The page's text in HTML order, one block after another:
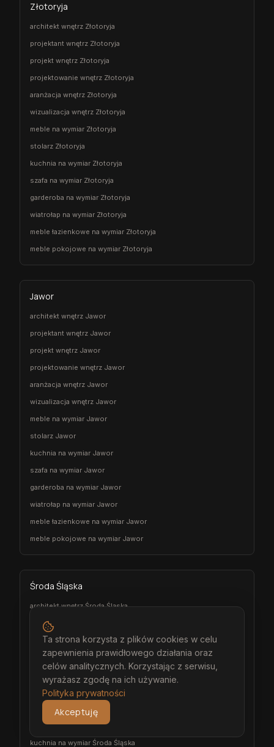
Złotoryja
architekt wnętrz Złotoryja
projektant wnętrz Złotoryja
projekt wnętrz Złotoryja
projektowanie wnętrz Złotoryja
aranżacja wnętrz Złotoryja
wizualizacja wnętrz Złotoryja
meble na wymiar Złotoryja
stolarz Złotoryja
kuchnia na wymiar Złotoryja
szafa na wymiar Złotoryja
garderoba na wymiar Złotoryja
wiatrołap na wymiar Złotoryja
meble łazienkowe na wymiar Złotoryja
meble pokojowe na wymiar Złotoryja
Jawor
architekt wnętrz Jawor
projektant wnętrz Jawor
projekt wnętrz Jawor
projektowanie wnętrz Jawor
aranżacja wnętrz Jawor
wizualizacja wnętrz Jawor
meble na wymiar Jawor
stolarz Jawor
kuchnia na wymiar Jawor
szafa na wymiar Jawor
garderoba na wymiar Jawor
wiatrołap na wymiar Jawor
meble łazienkowe na wymiar Jawor
meble pokojowe na wymiar Jawor
Środa Śląska
architekt wnętrz Środa Śląska
projektant wnętrz Środa Śląska
projekt wnętrz Środa Śląska
projektowanie wnętrz Środa Śląska
aranżacja wnętrz Środa Śląska
wizualizacja wnętrz Środa Śląska
meble na wymiar Środa Śląska
stolarz Środa Śląska
kuchnia na wymiar Środa Śląska
Ta strona korzysta z plików cookies w celu
zapewnienia prawidłowego działania oraz
celów analitycznych. Korzystając z serwisu,
wyrażasz zgodę na ich używanie.
Polityka prywatności
Akceptuję